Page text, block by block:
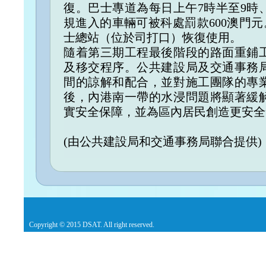
復。巴士專道為每日上午7時半至9時
規進入的車輛可被科處罰款600澳門
士總站（位於司打口）恢復使用。
隨着第三期工程最後階段的路面重鋪
及移交程序。公共建設局及交通事務
間的諒解和配合，並對施工團隊的專
後，內港南一帶的水浸問題將顯著緩
實安全保障，並為區內居民創造更安
(由公共建設局和交通事務局聯合提供)
Copyright © 2015 DSAT. All right reserved.